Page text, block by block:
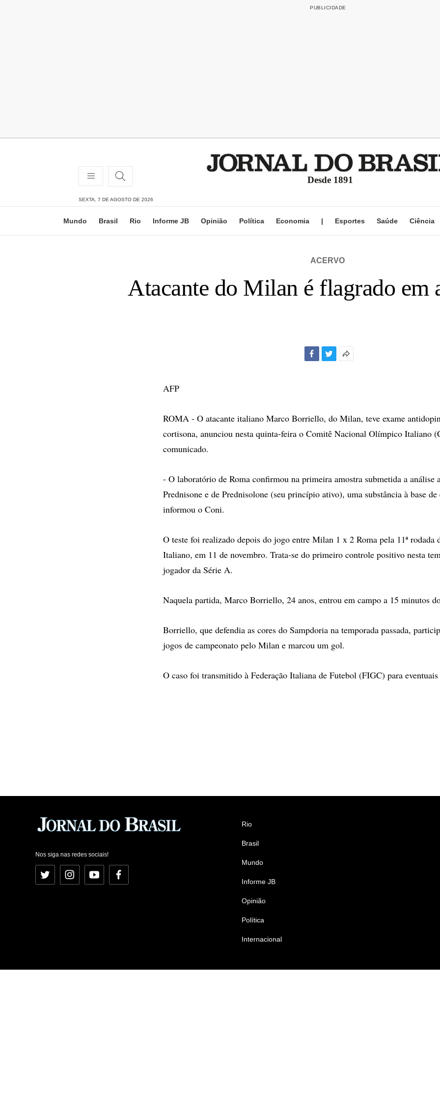
Desde 1891
SEXTA, 7 DE AGOSTO DE 2026
Mundo Brasil Rio Informe JB Opinião Política Economia | Esportes Saúde Ciência
ACERVO
Atacante do Milan é flagrado em
AFP
ROMA - O atacante italiano Marco Borriello, do Milan, teve exame
cortisona, anunciou nesta quinta-feira o Comitê Nacional Olímpico Italiano
comunicado.
- O laboratório de Roma confirmou na primeira amostra submetida a análise
Prednisone e de Prednisolone (seu princípio ativo), uma substância à base
informou o Coni.
O teste foi realizado depois do jogo entre Milan 1 x 2 Roma pela 11ª rodada
Italiano, em 11 de novembro. Trata-se do primeiro controle positivo nesta
jogador da Série A.
Naquela partida, Marco Borriello, 24 anos, entrou em campo a 15 minutos
Borriello, que defendia as cores do Sampdoria na temporada passada,
jogos de campeonato pelo Milan e marcou um gol.
O caso foi transmitido à Federação Italiana de Futebol (FIGC) para eventuais
Nos siga nas redes sociais!
Twitter InstagramYouTubeFacebook
Rio
Brasil
Mundo
Informe JB
Opinião
Política
Internacional